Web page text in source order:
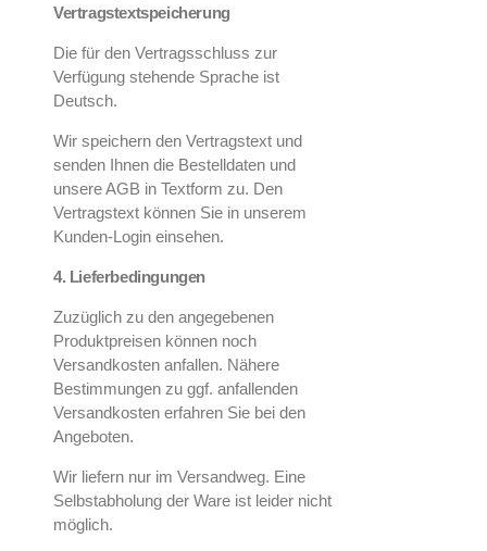
Vertragstextspeicherung
Die für den Vertragsschluss zur
Verfügung stehende Sprache ist
Deutsch.
Wir speichern den Vertragstext und
senden Ihnen die Bestelldaten und
unsere AGB in Textform zu. Den
Vertragstext können Sie in unserem
Kunden-Login einsehen.
4. Lieferbedingungen
Zuzüglich zu den angegebenen
Produktpreisen können noch
Versandkosten anfallen. Nähere
Bestimmungen zu ggf. anfallenden
Versandkosten erfahren Sie bei den
Angeboten.
Wir liefern nur im Versandweg. Eine
Selbstabholung der Ware ist leider nicht
möglich.